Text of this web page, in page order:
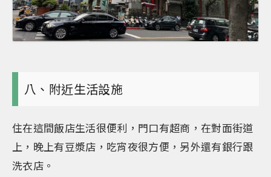
八、附近生活設施
住在這間飯店生活很便利，門口有超商，在對面街道
上，晚上有豆漿店，吃宵夜很方便，另外還有銀行跟
洗衣店。